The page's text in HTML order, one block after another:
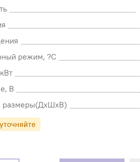
режим, ?С
В
размеры(ДхШхВ)